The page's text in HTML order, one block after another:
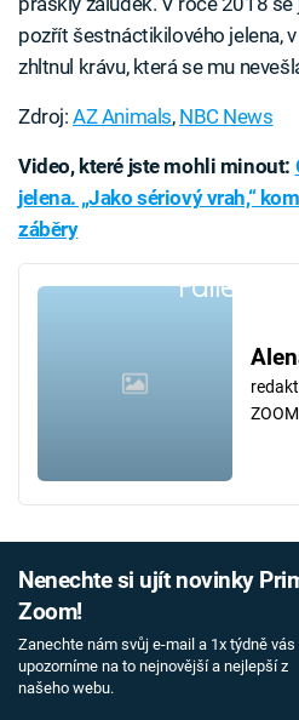
pozřít šestnáctikilového jelena,
zhltnul krávu, která se mu
Zdroj:AZ Animals, NBC News
Video, které jste mohli minout:
jelena. „Jako sériový vrah,“
záběry
Failed to
ZOOM
Nenechte si ujít novinky
Zoom!
Zanechte nám svůj e-mail a 1x týdně vás
upozorníme na to nejnovější a nejlepší z
našeho webu.